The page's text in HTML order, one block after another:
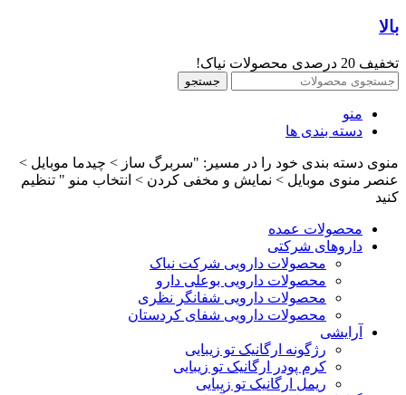
بالا
تخفیف 20 درصدی محصولات نیاک!
جستجو
منو
دسته بندی ها
منوی دسته بندی خود را در مسیر: "سربرگ ساز > چیدما موبایل >
عنصر منوی موبایل > نمایش و مخفی کردن > انتخاب منو " تنظیم
کنید
محصولات عمده
داروهای شرکتی
محصولات دارویی شرکت نیاک
محصولات دارویی بوعلی دارو
محصولات دارویی شفانگر نظری
محصولات دارویی شفای کردستان
آرایشی
رژگونه ارگانیک تو زیبایی
کرم پودر ارگانیک تو زیبایی
ریمل ارگانیک تو زیبایی